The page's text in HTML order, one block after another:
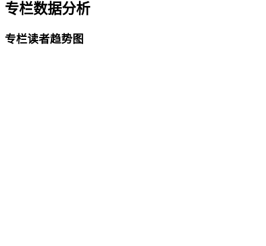
专栏数据分析
专栏读者趋势图